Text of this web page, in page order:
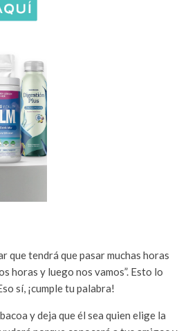
que tendrá que pasar muchas horas
horas y luego nos vamos”. Esto lo
sí, ¡cumple tu palabra!
y deja que él sea quien elige la